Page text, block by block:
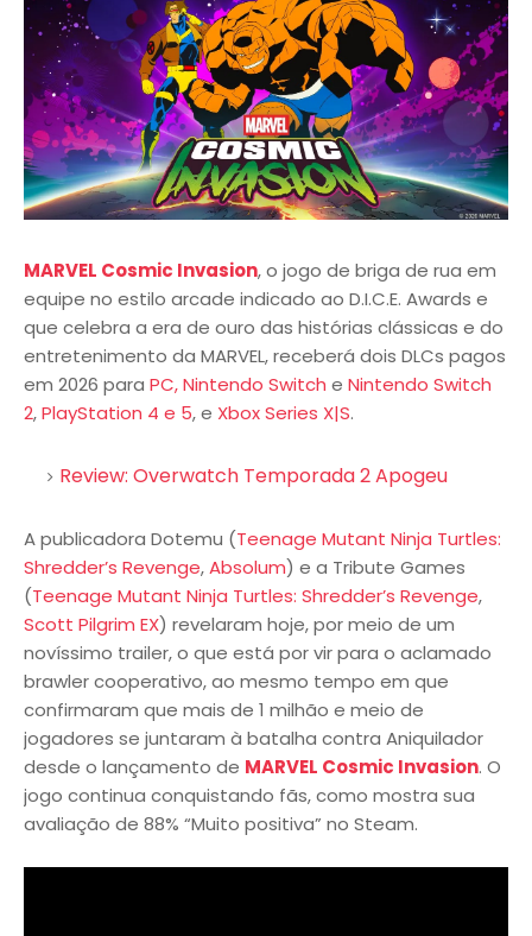
MARVEL Cosmic Invasion, o jogo de briga de rua em
equipe no estilo arcade indicado ao D.I.C.E. Awards e
que celebra a era de ouro das histórias clássicas e do
entretenimento da MARVEL, receberá dois DLCs pagos
em 2026 para PC,Nintendo Switch e Nintendo Switch
2,PlayStation 4 e 5, e Xbox Series X|S.
Review: Overwatch Temporada 2 Apogeu
A publicadora Dotemu (Teenage Mutant Ninja Turtles:
Shredder’s Revenge,Absolum) e a Tribute Games
(Teenage Mutant Ninja Turtles: Shredder’s Revenge,
Scott Pilgrim EX) revelaram hoje, por meio de um
novíssimo trailer, o que está por vir para o aclamado
brawler cooperativo, ao mesmo tempo em que
confirmaram que mais de 1 milhão e meio de
jogadores se juntaram à batalha contra Aniquilador
desde o lançamento de MARVEL Cosmic Invasion. O
jogo continua conquistando fãs, como mostra sua
avaliação de 88% “Muito positiva” no Steam.